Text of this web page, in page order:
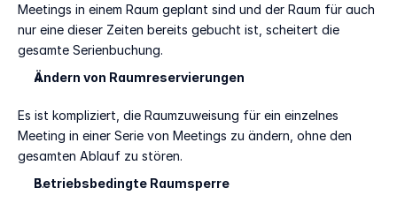
Meetings in einem Raum geplant sind und der Raum für auch
nur eine dieser Zeiten bereits gebucht ist, scheitert die
gesamte Serienbuchung.
Ändern von Raumreservierungen
Es ist kompliziert, die Raumzuweisung für ein einzelnes
Meeting in einer Serie von Meetings zu ändern, ohne den
gesamten Ablauf zu stören.
Betriebsbedingte Raumsperre